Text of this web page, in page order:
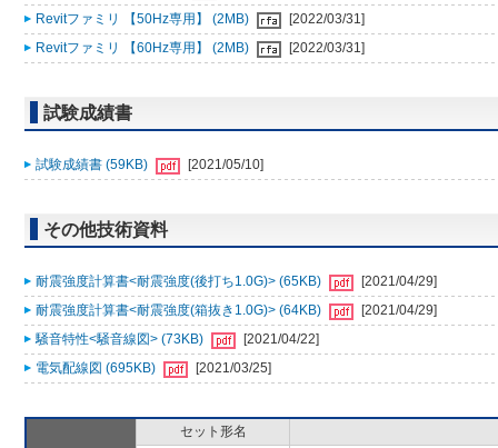
Revitファミリ 【50Hz専用】 (2MB)
[2022/03/31]
Revitファミリ 【60Hz専用】 (2MB)
[2022/03/31]
試験成績書
試験成績書 (59KB) [2021/05/10]
その他技術資料
耐震強度計算書<耐震強度(後打ち1.0G)> (65KB)
[2021/04/29]
耐震強度計算書<耐震強度(箱抜き1.0G)> (64KB)
[2021/04/29]
騒音特性<騒音線図> (73KB)
[2021/04/22]
電気配線図 (695KB)
[2021/03/25]
セット形名